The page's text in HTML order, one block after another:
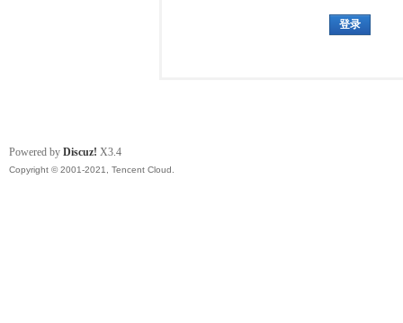
登录
Powered by Discuz! X3.4
Copyright © 2001-2021, Tencent Cloud.